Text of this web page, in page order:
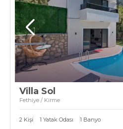
Villa Sol
Fethiye / Kirme
2 Kişi 1 Yatak Odası 1 Banyo